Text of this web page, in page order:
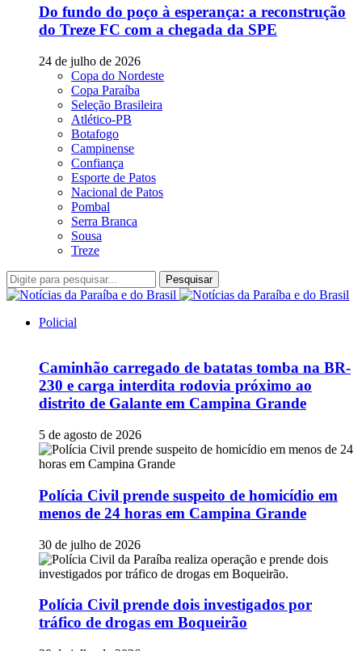
Do fundo do poço à esperança: a reconstrução
do Treze FC com a chegada da SPE
24 de julho de 2026
Copa do Nordeste
Copa Paraíba
Seleção Brasileira
Atlético-PB
Botafogo
Campinense
Confiança
Esporte de Patos
Nacional de Patos
Pombal
Serra Branca
Sousa
Treze
Pesquisar
Policial
Caminhão carregado de batatas tomba na BR-
230 e carga interdita rodovia próximo ao
distrito de Galante em Campina Grande
5 de agosto de 2026
Polícia Civil prende suspeito de homicídio em
menos de 24 horas em Campina Grande
30 de julho de 2026
Polícia Civil prende dois investigados por
tráfico de drogas em Boqueirão